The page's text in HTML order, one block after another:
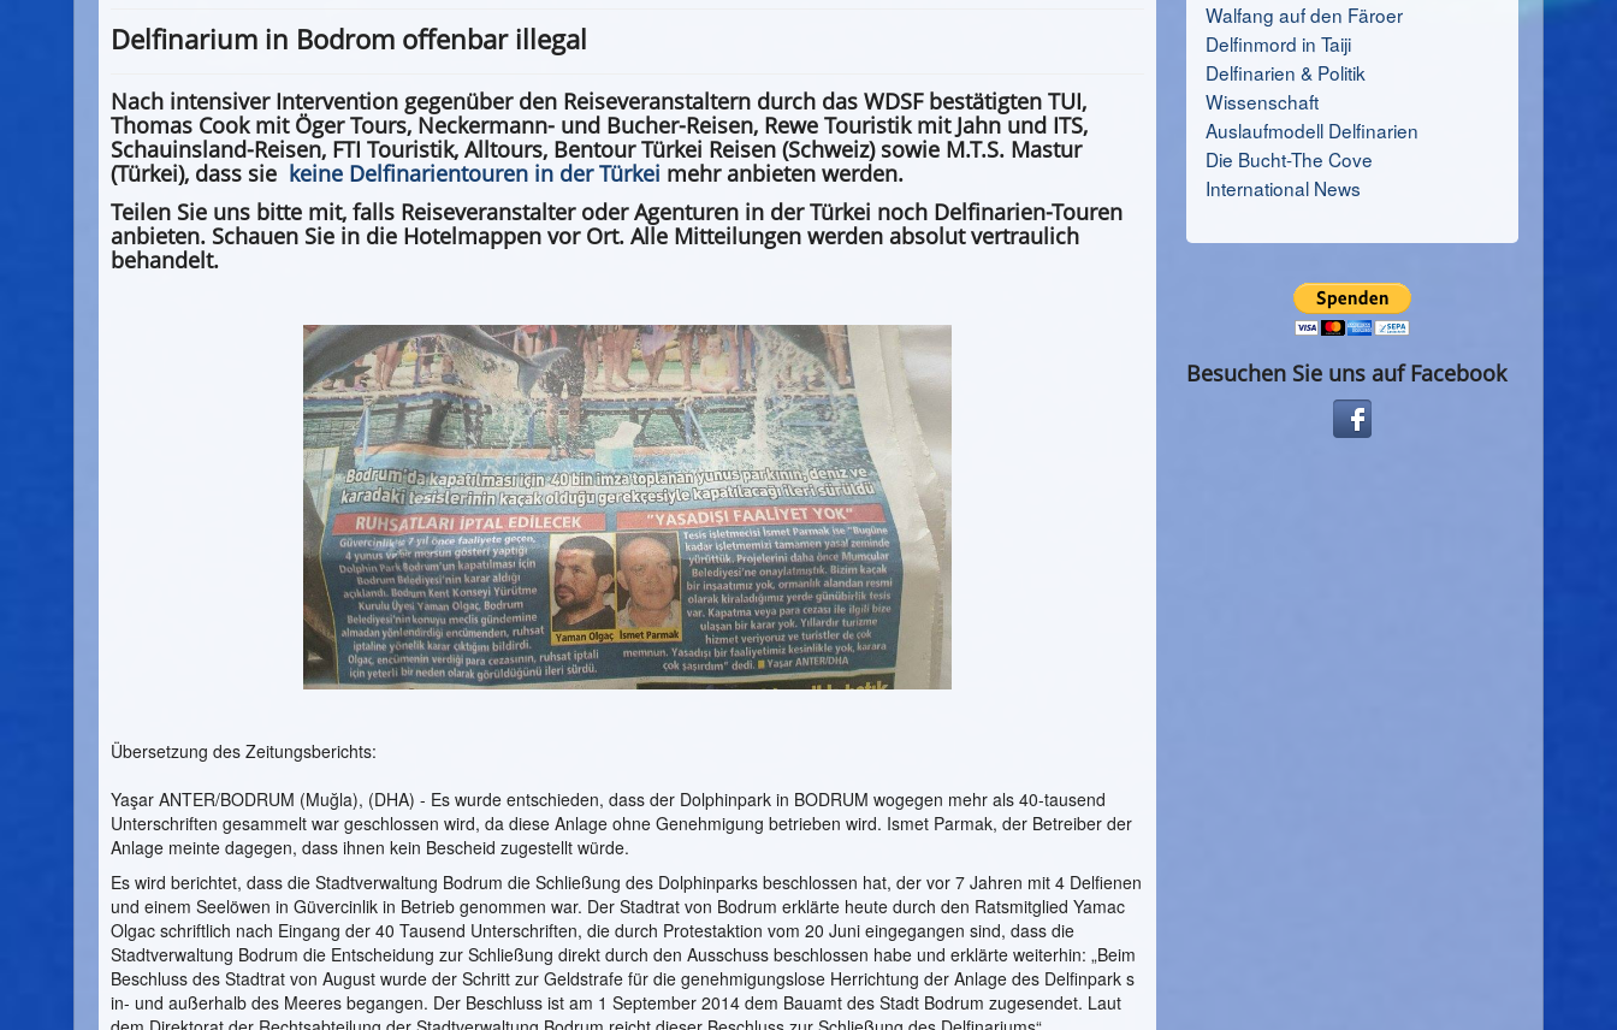
Delfinarium in Bodrom offenbar illegal
Nach intensiver Intervention gegenüber den Reiseveranstaltern durch das WDSF bestätigten TUI,
Thomas Cook mit Öger Tours, Neckermann- und Bucher-Reisen, Rewe Touristik mit Jahn und ITS,
Schauinsland-Reisen, FTI Touristik, Alltours, Bentour Türkei Reisen (Schweiz) sowie M.T.S. Mastur
(Türkei), dass sie keine Delfinarientouren in der Türkei mehr anbieten werden.
Teilen Sie uns bitte mit, falls Reiseveranstalter oder Agenturen in der Türkei noch Delfinarien-Touren
anbieten. Schauen Sie in die Hotelmappen vor Ort. Alle Mitteilungen werden absolut vertraulich
behandelt.
Übersetzung des Zeitungsberichts:
Yaşar ANTER/BODRUM (Muğla), (DHA) - Es wurde entschieden, dass der Dolphinpark in BODRUM wogegen mehr als 40-tausend
Unterschriften gesammelt war geschlossen wird, da diese Anlage ohne Genehmigung betrieben wird. Ismet Parmak, der Betreiber der
Anlage meinte dagegen, dass ihnen kein Bescheid zugestellt würde.
Es wird berichtet, dass die Stadtverwaltung Bodrum die Schließung des Dolphinparks beschlossen hat, der vor 7 Jahren mit 4 Delfienen
und einem Seelöwen in Güvercinlik in Betrieb genommen war. Der Stadtrat von Bodrum erklärte heute durch den Ratsmitglied Yamac
Olgac schriftlich nach Eingang der 40 Tausend Unterschriften, die durch Protestaktion vom 20 Juni eingegangen sind, dass die
Stadtverwaltung Bodrum die Entscheidung zur Schließung direkt durch den Ausschuss beschlossen habe und erklärte weiterhin: „Beim
Beschluss des Stadtrat von August wurde der Schritt zur Geldstrafe für die genehmigungslose Herrichtung der Anlage des Delfinpark s
in- und außerhalb des Meeres begangen. Der Beschluss ist am 1 September 2014 dem Bauamt des Stadt Bodrum zugesendet. Laut
Walfang auf den Färoer
Delfinmord in Taiji
Delfinarien & Politik
Wissenschaft
Auslaufmodell Delfinarien
Die Bucht-The Cove
International News
Besuchen Sie uns auf Facebook